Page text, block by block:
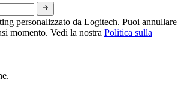
personalizzato da Logitech. Puoi annullare
momento. Vedi la nostra Politica sulla